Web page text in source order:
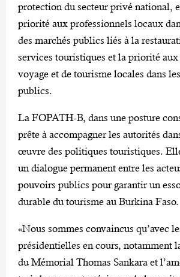
protection du secteur privé national,
priorité aux professionnels locaux
des marchés publics liés à la
services touristiques et la priorité aux
voyage et de tourisme locales dans
publics.
La FOPATH-B, dans une posture
prête à accompagner les autorités
œuvre des politiques touristiques.
un dialogue permanent entre les
pouvoirs publics pour garantir un
durable du tourisme au Burkina Faso.
«Nous sommes convaincus qu’avec
présidentielles en cours, notamment
du Mémorial Thomas Sankara et